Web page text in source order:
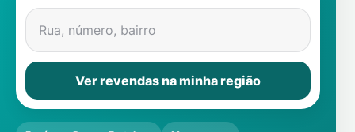
Contatos
Rua, número, bairro
Ver revendas na minha região